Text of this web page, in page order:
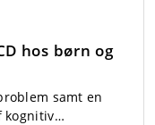
hos børn og
samt en
kognitiv